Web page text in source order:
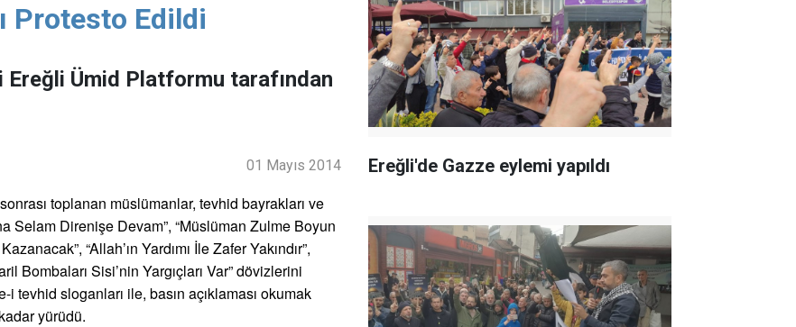
Protesto Edildi
Ereğli Ümid Platformu tarafından
01 Mayıs 2014
toplanan müslümanlar, tevhid bayrakları ve
Selam Direnişe Devam”, “Müslüman Zulme Boyun
“Allah’ın Yardımı İle Zafer Yakındır”,
Bombaları Sisi’nin Yargıçları Var” dövizlerini
tevhid sloganları ile, basın açıklaması okumak
yürüdü.
Ereğli'de Gazze eylemi yapıldı